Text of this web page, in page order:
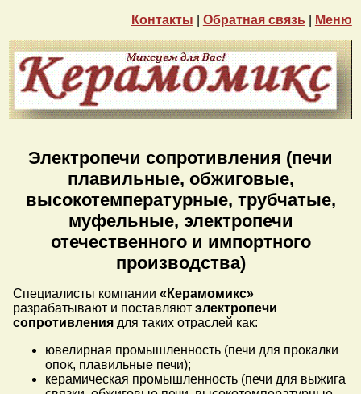
Контакты Обратная связь| Меню
Электропечи сопротивления (печи
плавильные, обжиговые,
высокотемпературные, трубчатые,
муфельные, электропечи
отечественного и импортного
производства)
Специалисты компании «Керамомикс»
разрабатывают и поставляют электропечи
сопротивления для таких отраслей как:
ювелирная промышленность (печи для прокалки
опок, плавильные печи);
керамическая промышленность (печи для выжига